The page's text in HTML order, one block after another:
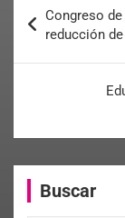
Congreso
reducción
Buscar